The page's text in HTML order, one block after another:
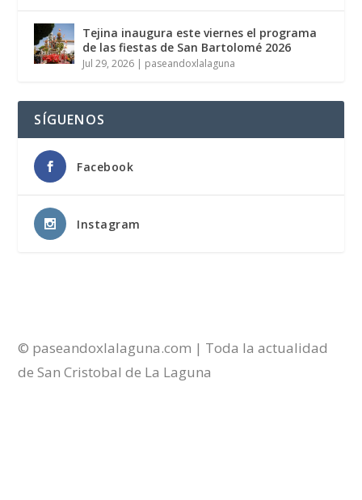
Tejina inaugura este viernes el programa
de las fiestas de San Bartolomé 2026
Jul 29, 2026 | paseandoxlalaguna
SÍGUENOS
Facebook
Instagram
© paseandoxlalaguna.com | Toda la actualidad
de San Cristobal de La Laguna